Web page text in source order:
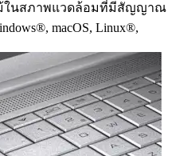
ม้ในสภาพแวดล้อมที่มีสัญญาณ
macOS, Linux®,